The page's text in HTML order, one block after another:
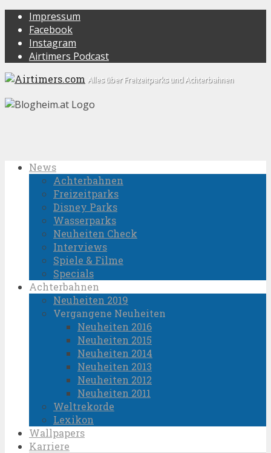
Impressum
Facebook
Instagram
Airtimers Podcast
Alles über Freizeitparks und Achterbahnen
News
Achterbahnen
Freizeitparks
Disney Parks
Wasserparks
Neuheiten Check
Interviews
Spiele & Filme
Specials
Achterbahnen
Neuheiten 2019
Vergangene Neuheiten
Neuheiten 2016
Neuheiten 2015
Neuheiten 2014
Neuheiten 2013
Neuheiten 2012
Neuheiten 2011
Weltrekorde
Lexikon
Wallpapers
Karriere